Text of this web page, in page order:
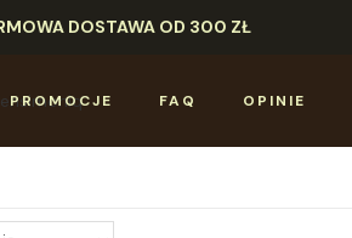
DOSTAWA OD 300 ZŁ
PROMOCJE FAQ OPINIE